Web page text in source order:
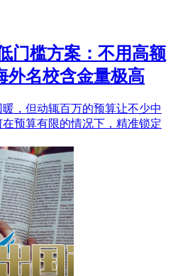
门槛方案：不用高额
外名校含金量极高
，但动辄百万的预算让不少中
预算有限的情况下，精准锁定